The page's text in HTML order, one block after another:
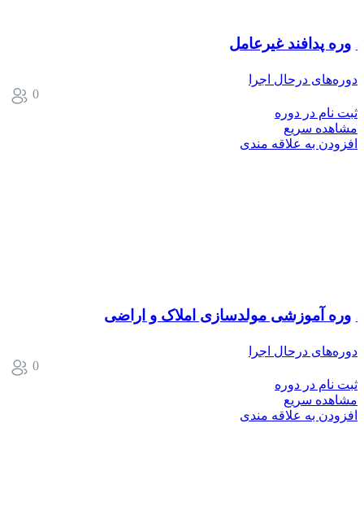
دوره پدافند غیرعامل
دوره‌های درحال اجرا
0
ثبت نام در دوره
مشاهده سریع
افزودن به علاقه مندی
دوره آموزشی مولدسازی املاک و اراضی
دوره‌های درحال اجرا
0
ثبت نام در دوره
مشاهده سریع
افزودن به علاقه مندی